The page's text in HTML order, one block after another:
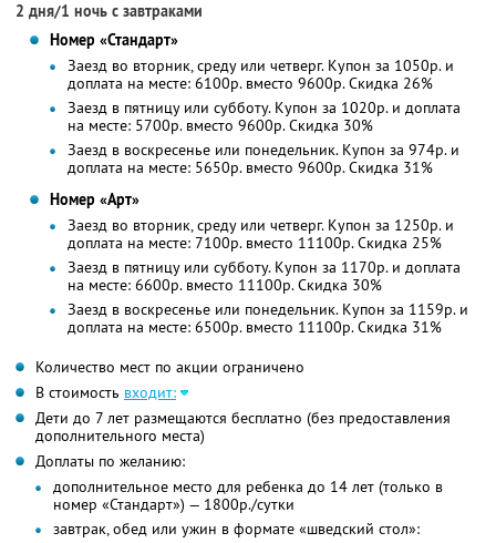
2 дня/1 ночь с завтраками
Номер «Стандарт»
Заезд во вторник, среду или четверг. Купон за 1050р. и
доплата на месте: 6100р. вместо 9600р.Скидка 26%
Заезд в пятницу или субботу. Купон за 1020р. и доплата
на месте: 5700р. вместо 9600р.Скидка 30%
Заезд в воскресенье или понедельник. Купон за 974р. и
доплата на месте: 5650р. вместо 9600р.Скидка 31%
Номер «Арт»
Заезд во вторник, среду или четверг. Купон за 1250р. и
доплата на месте: 7100р. вместо 11100р.Скидка 25%
Заезд в пятницу или субботу. Купон за 1170р. и доплата
на месте: 6600р. вместо 11100р.Скидка 30%
Заезд в воскресенье или понедельник. Купон за 1159р. и
доплата на месте: 6500р. вместо 11100р.Скидка 31%
Количество мест по акции ограничено
В стоимость входит:
Дети до 7 лет размещаются бесплатно (без предоставления
дополнительного места)
Доплаты по желанию:
дополнительное место для ребенка до 14 лет (только в
номер «Стандарт») — 1800р./сутки
завтрак, обед или ужин в формате «шведский стол»: